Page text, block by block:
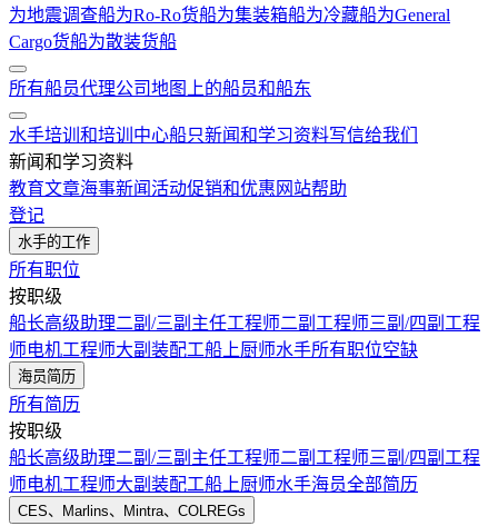
为地震调查船为Ro-Ro货船为集装箱船为冷藏船为General
Cargo货船为散装货船
所有船员代理公司地图上的船员和船东
水手培训和培训中心船只新闻和学习资料写信给我们
新闻和学习资料
教育文章海事新闻活动促销和优惠 网站帮助
登记
水手的工作
所有职位
按职级
船长高级助理二副/三副 主任工程师二副工程师三副/四副工程
师电机工程师大副 装配工船上厨师水手所有职位空缺
海员简历
所有简历
按职级
船长高级助理二副/三副 主任工程师二副工程师三副/四副工程
师电机工程师大副 装配工船上厨师水手海员全部简历
CES、Marlins、Mintra、COLREGs